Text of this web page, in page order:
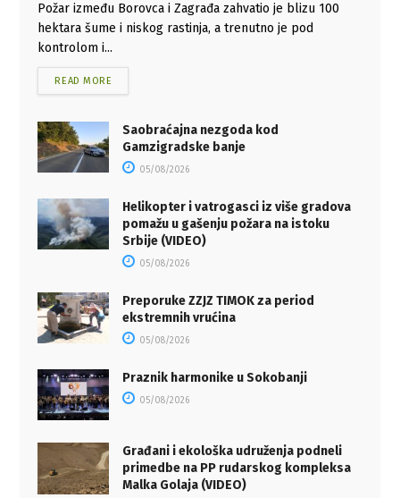
Požar između Borovca i Zagrađa zahvatio je blizu 100
hektara šume i niskog rastinja, a trenutno je pod
kontrolom i...
READ MORE
Saobraćajna nezgoda kod
Gamzigradske banje
05/08/2026
Helikopter i vatrogasci iz više gradova
pomažu u gašenju požara na istoku
Srbije (VIDEO)
05/08/2026
Preporuke ZZJZ TIMOK za period
ekstremnih vrućina
05/08/2026
Praznik harmonike u Sokobanji
05/08/2026
Građani i ekološka udruženja podneli
primedbe na PP rudarskog kompleksa
Malka Golaja (VIDEO)